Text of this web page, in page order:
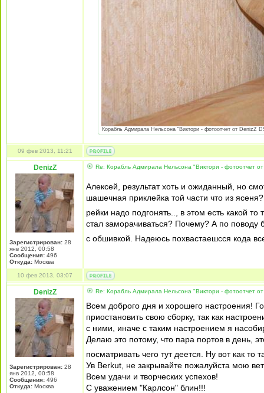
Корабль Адмирала Нельсона "Виктори - фотоотчет от DenizZ
09 фев 2013, 11:21
DenizZ
Зарегистрирован: 28
янв 2012, 00:58
Сообщения: 496
Откуда: Москва
Re: Корабль Адмирала Нельсона "Виктори - фотоотчет от
Алексей, результат хоть и ожиданный, но
шашечная приклейка той части что из
рейки надо подгонять.., в этом есть какой
стал заморачиваться? Почему? А по поводу
с обшивкой. Надеюсь похвастаешсся кода
10 фев 2013, 03:07
DenizZ
Зарегистрирован: 28
янв 2012, 00:58
Сообщения: 496
Откуда: Москва
Re: Корабль Адмирала Нельсона "Виктори - фотоотчет от
Всем доброго дня и хорошего настроения!
приостановить свою сборку, так как
с ними, иначе с таким настроением я
Делаю это потому, что пара портов в день,
посматривать чего тут деется. Ну вот как то
Ув Berkut, не закрывайте пожалуйста мою
Всем удачи и творческих успехов!
С уважением "Карлсон" блин!!!